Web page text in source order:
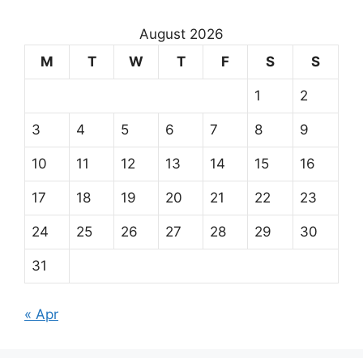
August 2026
M
T W T F S S
1 2
3 4 5 6 7 8 9
10 11 12 13 14 15 16
17 18 19 20 21 22 23
24 25 26 27 28 29 30
31
« Apr